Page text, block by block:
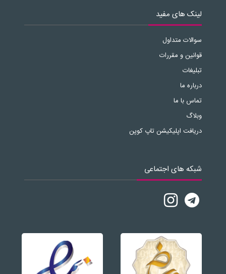
لینک های مفید
سوالات متداول
قوانین و مقررات
تبلیغات
درباره ما
تماس با ما
وبلاگ
دریافت اپلیکیشن تاپ کوپن
شبکه های اجتماعی